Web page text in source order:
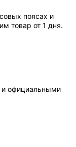
поясах и
товар от 1 дня.
и официальными